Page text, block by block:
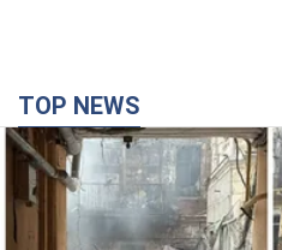
Российская армия
атаку на Одессу: горела
города, есть